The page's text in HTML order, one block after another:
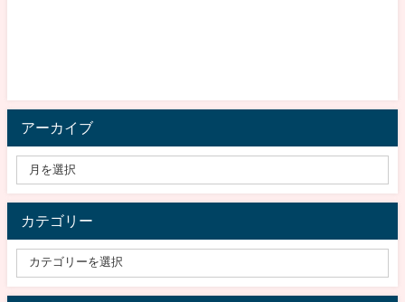
アーカイブ
カテゴリー